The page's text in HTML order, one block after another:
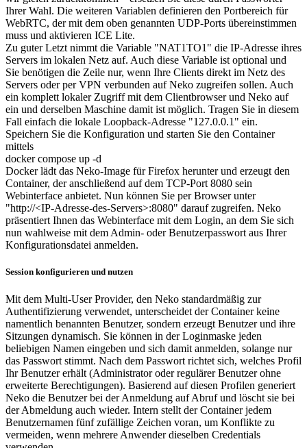
Ihrer Wahl. Die weiteren Variablen definieren den Portbereich für
WebRTC, der mit dem oben genannten UDP-Ports übereinstimmen
muss und aktivieren ICE Lite.
Zu guter Letzt nimmt die Variable "NAT1TO1" die IP-Adresse ihres
Servers im lokalen Netz auf. Auch diese Variable ist optional und
Sie benötigen die Zeile nur, wenn Ihre Clients direkt im Netz des
Servers oder per VPN verbunden auf Neko zugreifen sollen. Auch
ein komplett lokaler Zugriff mit dem Clientbrowser und Neko auf
ein und derselben Maschine damit ist möglich. Tragen Sie in diesem
Fall einfach die lokale Loopback-Adresse "127.0.0.1" ein.
Speichern Sie die Konfiguration und starten Sie den Container
mittels
docker compose up -d
Docker lädt das Neko-Image für Firefox herunter und erzeugt den
Container, der anschließend auf dem TCP-Port 8080 sein
Webinterface anbietet. Nun können Sie per Browser unter
"http://<IP-Adresse-des-Servers>:8080" darauf zugreifen. Neko
präsentiert Ihnen das Webinterface mit dem Login, an dem Sie sich
nun wahlweise mit dem Admin- oder Benutzerpasswort aus Ihrer
Konfigurationsdatei anmelden.
Session konfigurieren und nutzen
Mit dem Multi-User Provider, den Neko standardmäßig zur
Authentifizierung verwendet, unterscheidet der Container keine
namentlich benannten Benutzer, sondern erzeugt Benutzer und ihre
Sitzungen dynamisch. Sie können in der Loginmaske jeden
beliebigen Namen eingeben und sich damit anmelden, solange nur
das Passwort stimmt. Nach dem Passwort richtet sich, welches Profil
Ihr Benutzer erhält (Administrator oder regulärer Benutzer ohne
erweiterte Berechtigungen). Basierend auf diesen Profilen generiert
Neko die Benutzer bei der Anmeldung auf Abruf und löscht sie bei
der Abmeldung auch wieder. Intern stellt der Container jedem
Benutzernamen fünf zufällige Zeichen voran, um Konflikte zu
vermeiden, wenn mehrere Anwender dieselben Credentials